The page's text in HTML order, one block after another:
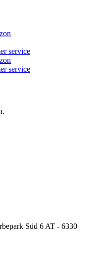
service
service
Süd 6 AT - 6330